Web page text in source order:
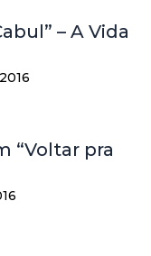
– A Vida
“Voltar pra